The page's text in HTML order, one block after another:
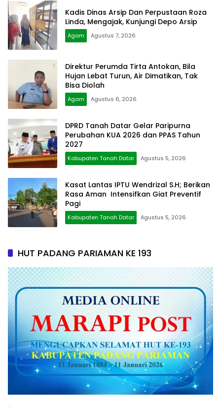
Kadis Dinas Arsip Dan Perpustaan Roza
Linda, Mengajak, Kunjungi Depo Arsip
Agam Agustus 7, 2026
Direktur Perumda Tirta Antokan, Bila
Hujan Lebat Turun, Air Dimatikan, Tak
Bisa Diolah
Agam Agustus 6, 2026
DPRD Tanah Datar Gelar Paripurna
Perubahan KUA 2026 dan PPAS Tahun
2027
Kabupaten Tanah Datar Agustus 5, 2026
Kasat Lantas IPTU Wendrizal S.H; Berikan
Rasa Aman Intensifkan Giat Preventif
Pagi
Kabupaten Tanah Datar Agustus 5, 2026
HUT PADANG PARIAMAN KE 193